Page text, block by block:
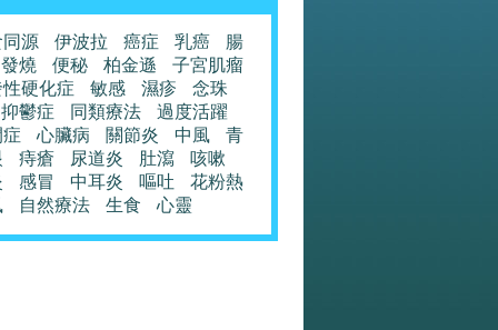
源 伊波拉 癌症 乳癌
腸
發燒
便秘 柏金遜
子宮肌瘤
硬化症
敏感 濕疹
念珠
抑鬱症
同類療法
過度活躍
心臟病 關節炎 中風
青
痔瘡 尿道炎 肚瀉
咳嗽
感冒 中耳炎 嘔吐
花粉熱
自然療法 生食 心靈